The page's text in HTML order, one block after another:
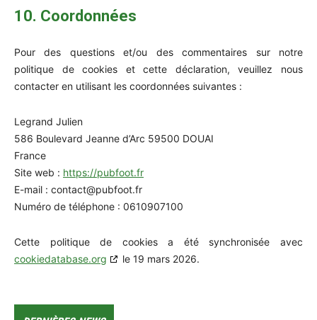
10. Coordonnées
Pour des questions et/ou des commentaires sur notre
politique de cookies et cette déclaration, veuillez nous
contacter en utilisant les coordonnées suivantes :
Legrand Julien
586 Boulevard Jeanne d’Arc 59500 DOUAI
France
Site web : https://pubfoot.fr
E-mail : contact@pubfoot.fr
Numéro de téléphone : 0610907100
Cette politique de cookies a été synchronisée avec
cookiedatabase.org
le 19 mars 2026.